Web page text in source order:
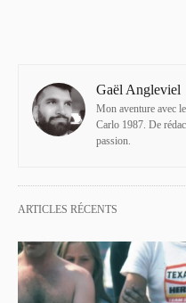
Gaël Angleviel
Mon aventure avec
Carlo 1987. De
passion.
ARTICLES RÉCENTS